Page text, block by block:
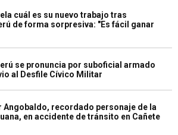
cuál es su nuevo trabajo tras
de forma sorpresiva: "Es fácil ganar
se pronuncia por suboficial armado
al Desfile Cívico Militar
Angobaldo, recordado personaje de la
en accidente de tránsito en Cañete